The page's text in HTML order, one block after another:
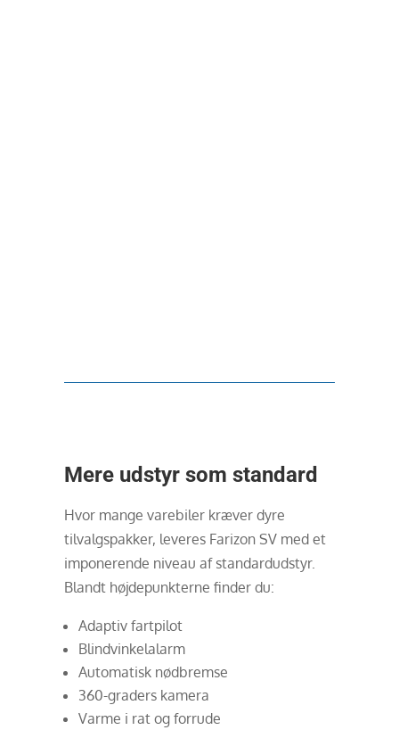
Mere udstyr som standard
Hvor mange varebiler kræver dyre
tilvalgspakker, leveres Farizon SV med et
imponerende niveau af standardudstyr.
Blandt højdepunkterne finder du:
Adaptiv fartpilot
Blindvinkelalarm
Automatisk nødbremse
360-graders kamera
Varme i rat og forrude